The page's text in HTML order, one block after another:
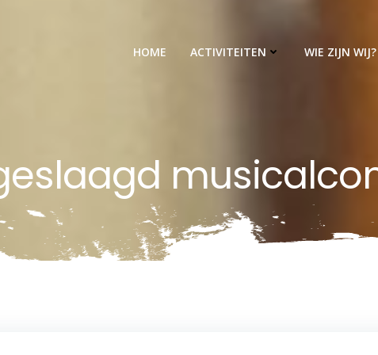
HOME ACTIVITEITEN WIE ZIJN WIJ?